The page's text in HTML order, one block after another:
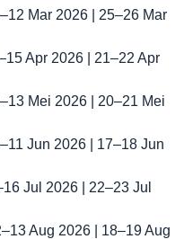
Mar 2026 | 25–26 Mar
Apr 2026 | 21–22 Apr
Mei 2026 | 20–21 Mei
Jun 2026 | 17–18 Jun
Jul 2026 | 22–23 Jul
Aug 2026 | 18–19 Aug